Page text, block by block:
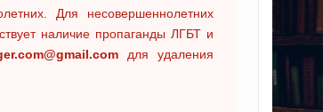
Для несовершеннолетних
наличие пропаганды ЛГБТ и
для удаления